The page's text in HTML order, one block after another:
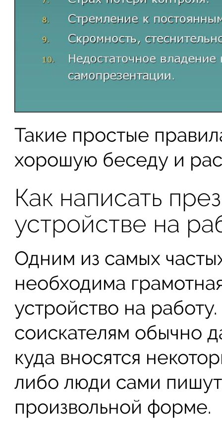
Такие простые
хорошую беседу и
Как написать
устройстве на
Одним из самых
необходима
устройство на
соискателям обычно
куда вносятся
либо люди сами
произвольной форме.